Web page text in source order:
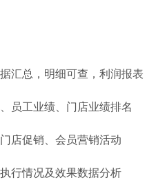
汇总，明细可查，利润报表
员工业绩、门店业绩排名
店促销、会员营销活动
行情况及效果数据分析